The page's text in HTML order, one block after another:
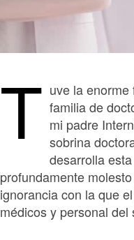
T uve la
familia de
mi padre
sobrina
desarrolla
profundamente
ignorancia con la que
médicos y personal del